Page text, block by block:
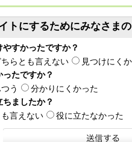
トにするためにみなさま
すかったですか？
ちらとも言えない
見つけにく
たですか？
う
分かりにくかった
ましたか？
言えない 役に立たなかった